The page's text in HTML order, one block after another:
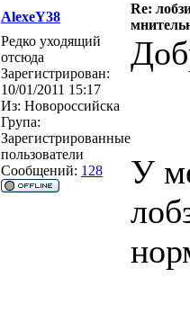
AlexeY38
Re:
Редко уходящий
отсюда
Зарегистрирован:
10/01/2011 15:17
Из: Новороссийска
Група:
Зарегистрированные
пользователи
Сообщений: 128
У